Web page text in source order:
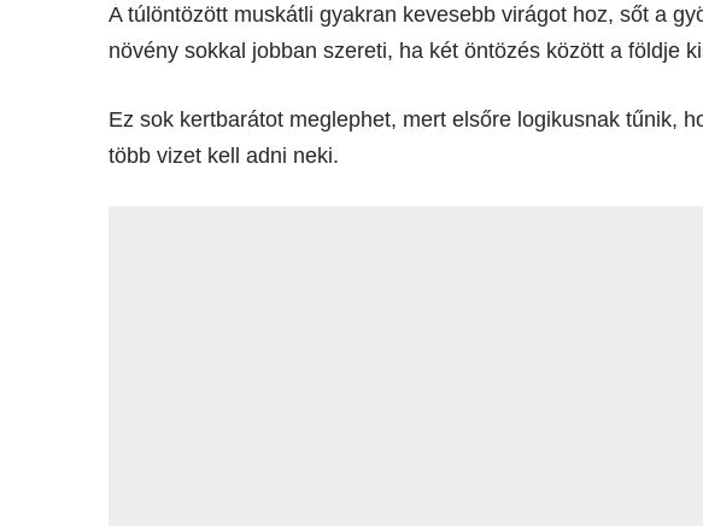
A túlöntözött muskátli gyakran kevesebb virágot hoz, sőt a
növény sokkal jobban szereti, ha két öntözés között a földje
Ez sok kertbarátot meglephet, mert elsőre logikusnak tűnik,
több vizet kell adni neki.